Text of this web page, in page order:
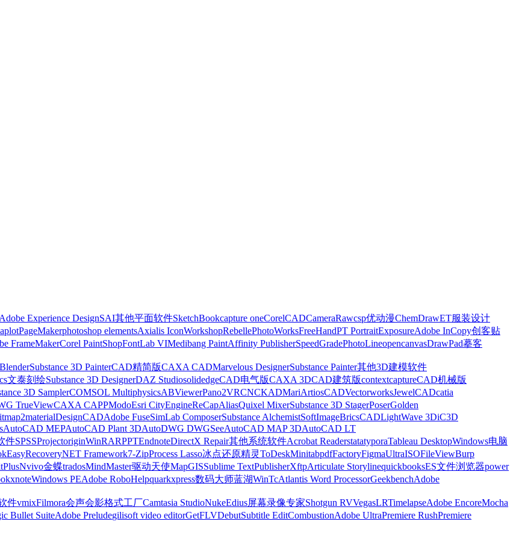
Adobe Experience DesignSAI其他平面软件SketchBookcapture oneCorelCADCameraRawcsp优动漫ChemDrawET服装设计
PageMakerphotoshop elementsAxialis IconWorkshopRebellePhotoWorksFreeHandPT PortraitExposureAdobe InCopy创客贴
FrameMakerCorel PaintShopFontLab VIMedibang PaintAffinity PublisherSpeedGradePhotoLineopencanvasDrawPad摹客
BlenderSubstance 3D PainterCAD精简版CAXA CADMarvelous DesignerSubstance Painter其他3D建模软件
文泰刻绘Substance 3D DesignerDAZ StudiosolidedgeCAD电气版CAXA 3DCAD建筑版contextcaptureCAD机械版
3D SamplerCOMSOL MultiphysicsABViewerPano2VRCNCKADMariArtiosCADVectorworksJewelCADcatia
TrueViewCAXA CAPPModoEsri CityEngineReCapAliasQuixel MixerSubstance 3D StagerPoserGolden
DesignCADAdobe FuseSimLab ComposerSubstance AlchemistSoftImageBricsCADLightWave 3DiC3D
AutoCAD MEPAutoCAD Plant 3DAutoDWG DWGSeeAutoCAD MAP 3DAutoCAD LT
件SPSSProjectoriginWinRARPPTEndnoteDirectX Repair其他系统软件Acrobat ReaderstatatyporaTableau DesktopWindows电脑
EasyRecoveryNET Framework7-ZipProcess Lasso冰点还原精灵ToDeskMinitabpdfFactoryFigmaUltraISOFileViewBurp
Nvivo金蝶tradosMindMaster驱动天使MapGISSublime TextPublisherXftpArticulate StorylinequickbooksES文件浏览器power
Windows PEAdobe RoboHelpquarkxpress数码大师蓝湖WinTcAtlantis Word ProcessorGeekbenchAdobe
件vmixFilmora会声会影格式工厂Camtasia StudioNukeEdius屏幕录像专家Shotgun RVVegasLRTimelapseAdobe EncoreMocha
Bullet SuiteAdobe Preludegilisoft video editorGetFLVDebutSubtitle EditCombustionAdobe UltraPremiere RushPremiere